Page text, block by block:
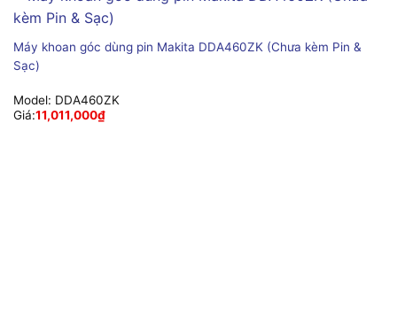
Máy khoan góc dùng pin Makita DDA460ZK (Chưa kèm Pin &
Sạc)
Model: DDA460ZK
Giá:11,011,000₫